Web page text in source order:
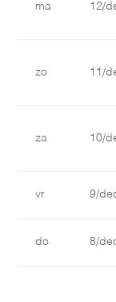
ma 12/
zo 11/
za 10/
vr 9/
do 8/